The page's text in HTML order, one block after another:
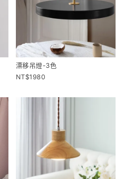
漂移吊燈-3色
1980